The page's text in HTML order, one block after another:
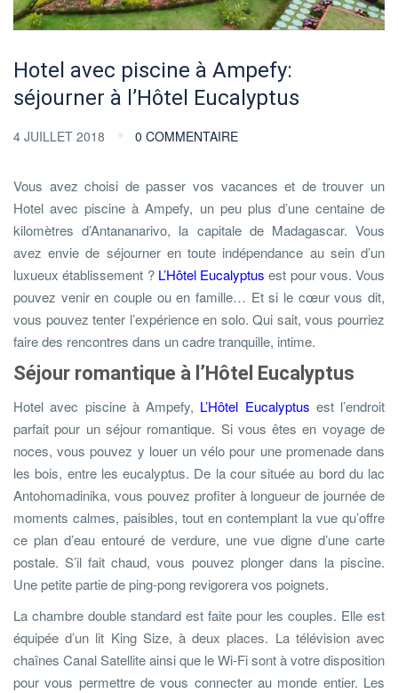
Hotel avec piscine à Ampefy:
séjourner à l’Hôtel Eucalyptus
4 JUILLET 2018 0 COMMENTAIRE
Vous avez choisi de passer vos vacances et de trouver un
Hotel avec piscine à Ampefy, un peu plus d’une centaine de
kilomètres d’Antananarivo, la capitale de Madagascar. Vous
avez envie de séjourner en toute indépendance au sein d’un
luxueux établissement ? L’Hôtel Eucalyptus est pour vous. Vous
pouvez venir en couple ou en famille… Et si le cœur vous dit,
vous pouvez tenter l’expérience en solo. Qui sait, vous pourriez
faire des rencontres dans un cadre tranquille, intime.
Séjour romantique à l’Hôtel Eucalyptus
Hotel avec piscine à Ampefy, L’Hôtel Eucalyptus est l’endroit
parfait pour un séjour romantique. Si vous êtes en voyage de
noces, vous pouvez y louer un vélo pour une promenade dans
les bois, entre les eucalyptus. De la cour située au bord du lac
Antohomadinika, vous pouvez profiter à longueur de journée de
moments calmes, paisibles, tout en contemplant la vue qu’offre
ce plan d’eau entouré de verdure, une vue digne d’une carte
postale. S’il fait chaud, vous pouvez plonger dans la piscine.
Une petite partie de ping-pong revigorera vos poignets.
La chambre double standard est faite pour les couples. Elle est
équipée d’un lit King Size, à deux places. La télévision avec
chaînes Canal Satellite ainsi que le Wi-Fi sont à votre disposition
pour vous permettre de vous connecter au monde entier. Les